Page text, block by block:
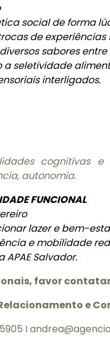
social de forma
de experiências
sabores entre
a seletividade
interligados.
cognitivas e
autonomia.
FUNCIONAL
lazer e bem-
e mobilidade
APAE Salvador.
favor
e
I